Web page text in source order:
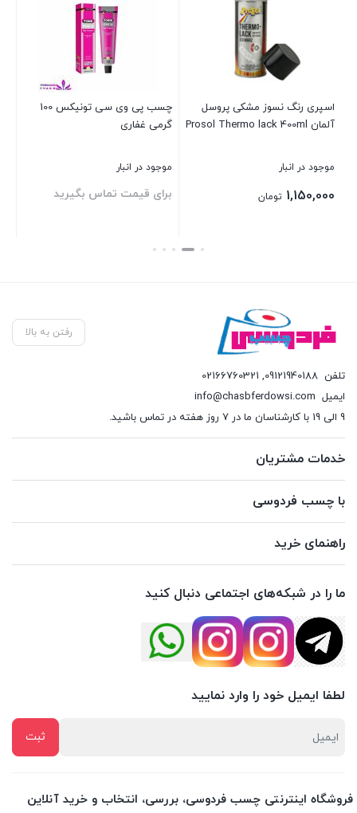
اسپری رنگ نسوز مشکی پروسل
آلمان Prosol Thermo lack 400ml
موجود در انبار
1,150,000 تومان
چسب پی وی سی تونیکس 100
گرمی غفاری
موجود در انبار
برای قیمت تماس بگیرید
بستن
رفتن به بالا
تلفن 09121940188
,
02166760321
ایمیل info@chasbferdowsi.com
9 الی 19 با کارشناسان ما در 7 روز هفته در تماس باشید.
خدمات مشتریان
با چسب فردوسی
راهنمای خرید
ما را در شبکه‌های اجتماعی دنبال کنید
لطفا ایمیل خود را وارد نمایید
فروشگاه اینترنتی چسب فردوسی، بررسی، انتخاب و خرید آنلاین